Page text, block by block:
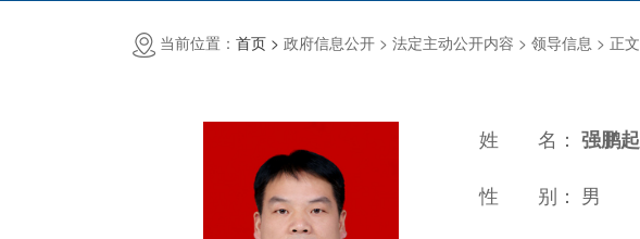
当前位置： 首页 > 政府信息公开 > 法定主动公开内容 > 领导信息 > 正文
姓 名： 强鹏起
性 别： 男